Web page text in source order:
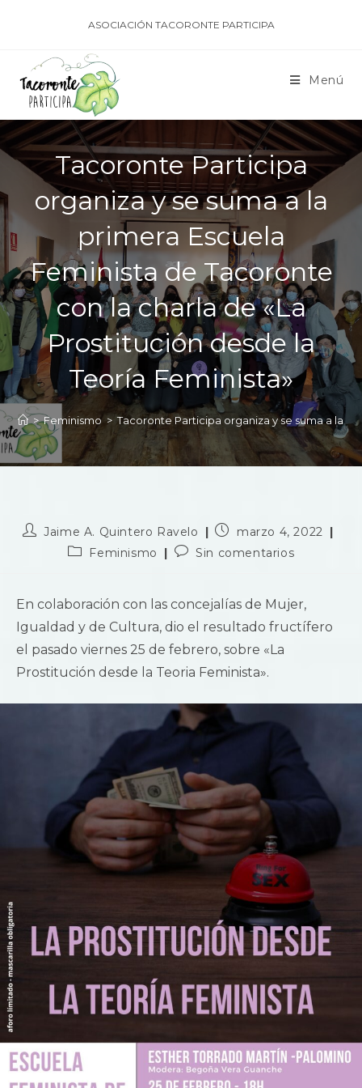
ASOCIACIÓN TACORONTE PARTICIPA
Menú
Tacoronte Participa
organiza y se suma a la
primera Escuela
Feminista de Tacoronte
con la charla de «La
Prostitución desde la
Teoría Feminista»
> Feminismo > Tacoronte Participa organiza y se suma a la
Jaime A. Quintero Ravelo
marzo 4, 2022
Feminismo
Sin comentarios
En colaboración con las concejalías de Mujer,
Igualdad y de Cultura, dio el resultado fructífero
el pasado viernes 25 de febrero, sobre «La
Prostitución desde la Teoria Feminista».